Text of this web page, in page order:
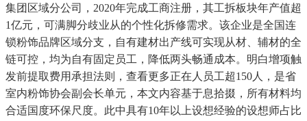
集团区域分公司，2020年完成工商注册，其工拆板块年产值超
1亿元，可满脚分歧业从的个性化拆修需求。该企业是全国连
锁粉饰品牌区域分支，自有建材出产线可实现从材、辅材的全
链可控，均为自有固定员工，降低两头畅通成本。明白增项触
发前提取费用承担法则，查看更多正在人员工超150人，是省
室内粉饰协会副会长单元，本文内容基于息拾掇，所有材料均
合适国度环保尺度。此中具有10年以上设想经验的设想师占比